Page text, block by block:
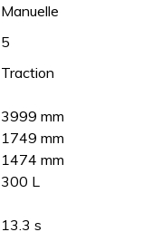
Manuelle
5
Traction
3999 mm
1749 mm
1474 mm
300 L
13.3 s